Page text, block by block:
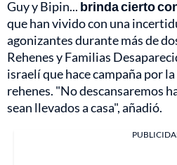
Guy y Bipin... brinda cierto
que han vivido con una
agonizantes durante más de
Rehenes y Familias
israelí que hace campaña por
rehenes. "No descansaremos
sean llevados a casa", añadió.